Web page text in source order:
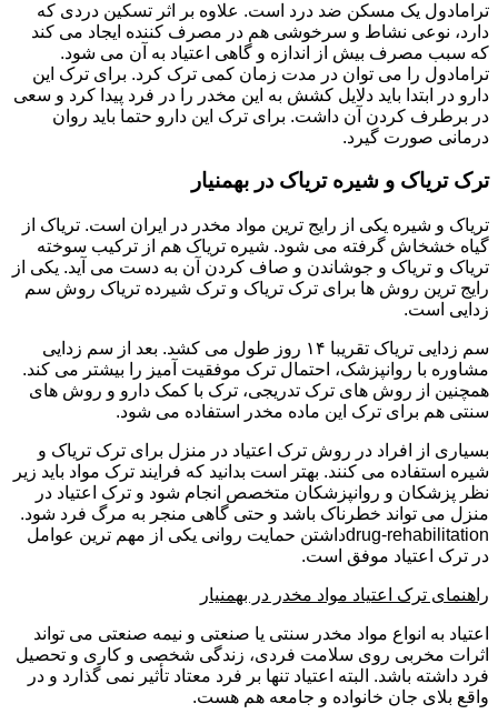
ترامادول یک مسکن ضد درد است. علاوه بر اثر تسکین دردی که
دارد، نوعی نشاط و سرخوشی هم در مصرف کننده ایجاد می کند
که سبب مصرف بیش از اندازه و گاهی اعتیاد به آن می شود.
ترامادول را می توان در مدت زمان کمی ترک کرد. برای ترک این
دارو در ابتدا باید دلایل کشش به این مخدر را در فرد پیدا کرد و سعی
در برطرف کردن آن داشت. برای ترک این دارو حتما باید روان
درمانی صورت گیرد.
ترک تریاک و شیره تریاک در بهمنیار
تریاک و شیره یکی از رایج ترین مواد مخدر در ایران است. تریاک از
گیاه خشخاش گرفته می شود. شیره تریاک هم از ترکیب سوخته
تریاک و تریاک و جوشاندن و صاف کردن آن به دست می آید. یکی از
رایج ترین روش ها برای ترک تریاک و ترک شیرده تریاک روش سم
زدایی است.
سم زدایی تریاک تقریبا ۱۴ روز طول می کشد. بعد از سم زدایی
مشاوره با روانپزشک، احتمال ترک موفقیت آمیز را بیشتر می کند.
همچنین از روش های ترک تدریجی، ترک با کمک دارو و روش های
سنتی هم برای ترک این ماده مخدر استفاده می شود.
بسیاری از افراد در روش ترک اعتیاد در منزل برای ترک تریاک و
شیره استفاده می کنند. بهتر است بدانید که فرایند ترک مواد باید زیر
نظر پزشکان و روانپزشکان متخصص انجام شود و ترک اعتیاد در
منزل می تواند خطرناک باشد و حتی گاهی منجر به مرگ فرد شود.
drug-rehabilitationداشتن حمایت روانی یکی از مهم ترین عوامل
در ترک اعتیاد موفق است.
راهنمای ترک اعتیاد مواد مخدر در بهمنیار
اعتیاد به انواع مواد مخدر سنتی یا صنعتی و نیمه صنعتی می تواند
اثرات مخربی روی سلامت فردی، زندگی شخصی و کاری و تحصیل
فرد داشته باشد. البته اعتیاد تنها بر فرد معتاد تأثیر نمی گذارد و در
واقع بلای جان خانواده و جامعه هم هست.